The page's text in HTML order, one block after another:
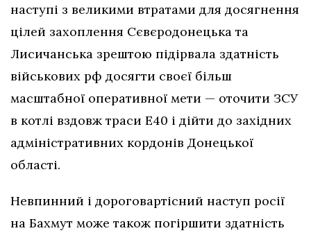
наступі з великими втратами для досягнення
цілей захоплення Сєвєродонецька та
Лисичанська зрештою підірвала здатність
військових рф досягти своєї більш
масштабної оперативної мети — оточити ЗСУ
в котлі вздовж траси Е40 і дійти до західних
адміністративних кордонів Донецької
області.
Невпинний і дороговартісний наступ росії
на Бахмут може також погіршити здатність